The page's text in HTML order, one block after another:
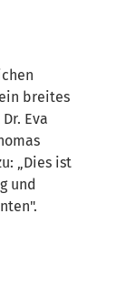
breites
Eva
„Dies ist
und